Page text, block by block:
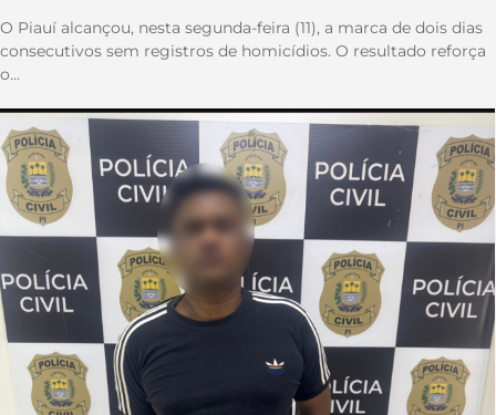
O Piauí alcançou, nesta segunda-feira (11), a marca de dois dias
consecutivos sem registros de homicídios. O resultado reforça
o...